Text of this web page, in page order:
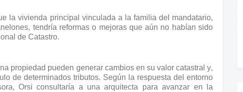
la vivienda principal vinculada a la familia del mandatario,
tendría reformas o mejoras que aún no habían sido
de Catastro.
propiedad pueden generar cambios en su valor catastral y,
de determinados tributos. Según la respuesta del entorno
Orsi consultaría a una arquitecta para avanzar en la